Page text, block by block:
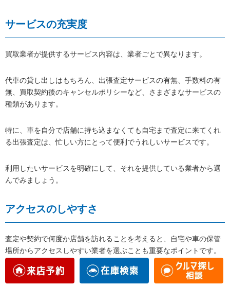
サービスの充実度
買取業者が提供するサービス内容は、業者ごとで異なります。
代車の貸し出しはもちろん、出張査定サービスの有無、手数料の有
無、買取契約後のキャンセルポリシーなど、さまざまなサービスの
種類があります。
特に、車を自分で店舗に持ち込まなくても自宅まで査定に来てくれ
る出張査定は、忙しい方にとって便利でうれしいサービスです。
利用したいサービスを明確にして、それを提供している業者から選
んでみましょう。
アクセスのしやすさ
査定や契約で何度か店舗を訪れることを考えると、自宅や車の保管
場所からアクセスしやすい業者を選ぶことも重要なポイントです。
遠すぎる店舗では、持ち込み査定や出張査定が利用しにくくなり、